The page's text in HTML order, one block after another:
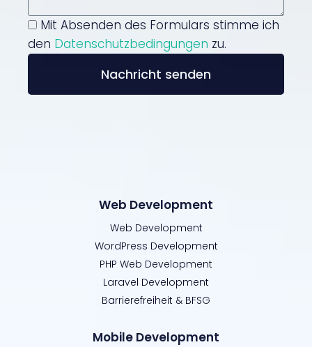
Mit Absenden des Formulars stimme ich
den Datenschutzbedingungen zu.
Nachricht senden
Web Development
Web Development
WordPress Development
PHP Web Development
Laravel Development
Barrierefreiheit & BFSG
Mobile Development